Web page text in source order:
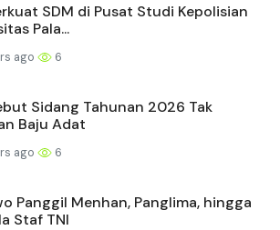
SDM di Pusat Studi Kepolisian
Pala...
ago 6
Sidang Tahunan 2026 Tak
Baju Adat
ago 6
Panggil Menhan, Panglima, hingga
Staf TNI